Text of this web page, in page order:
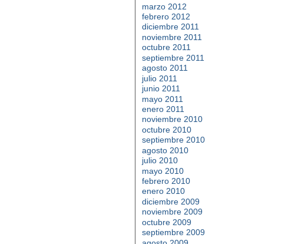
marzo 2012
febrero 2012
diciembre 2011
noviembre 2011
octubre 2011
septiembre 2011
agosto 2011
julio 2011
junio 2011
mayo 2011
enero 2011
noviembre 2010
octubre 2010
septiembre 2010
agosto 2010
julio 2010
mayo 2010
febrero 2010
enero 2010
diciembre 2009
noviembre 2009
octubre 2009
septiembre 2009